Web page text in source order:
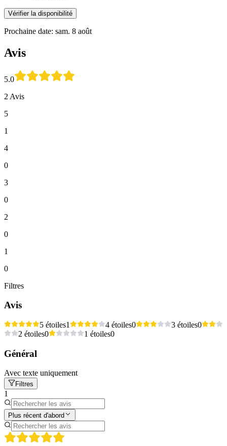
Vérifier la disponibilité
Prochaine date: sam. 8 août
Avis
5.0
2 Avis
5
1
4
0
3
0
2
0
1
0
Filtres
Avis
5 étoiles1 4 étoiles0 3 étoiles0
2 étoiles0 1 étoiles0
Général
Avec texte uniquement
Filtres
1
Plus récent d'abord